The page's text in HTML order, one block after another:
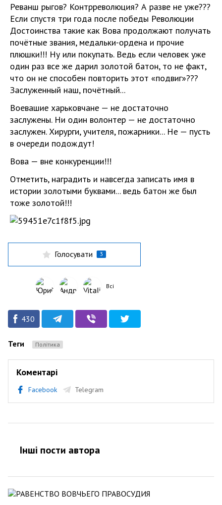
Реванш рыгов? Контрреволюция? А разве не уже???
Если спустя три года после победы Революции
Достоинства такие как Вова продолжают получать
почётные звания, медальки-ордена и прочие
плюшки!!! Ну или покупать. Ведь если человек уже
один раз все же дарил золотой батон, то не факт,
что он не способен повторить этот «подвиг»???
Заслуженный наш, почётный...
Воевашие харьковчане — не достаточно
заслужены. Ни один волонтер — не достаточно
заслужен. Хирурги, учителя, пожарники... Не — пусть
в очереди подождут!
Вова — вне конкуренции!!!
Отметить, наградить и навсегда записать имя в
истории золотыми буквами... ведь батон же был
тоже золотой!!!
Голосувати 3
Всі
430
Теги Політика
Коментарі
Facebook Telegram
Інші пости автора